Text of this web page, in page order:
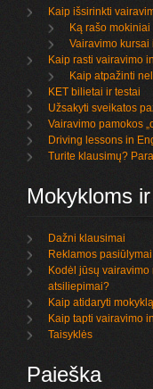
Kaip išsirinkti
Ką rašo
Vairavimo kursai
Kaip rasti vairavimo
Kaip atpažinti
KET bilietai ir testai
Užsakyti sveikatos
Vairavimo pamokos
Driving lessons in
Turite klausimų?
Mokykloms
Dažni klausimai
Reklamos pasiūlymai
Kodėl jūsų
atsiliepimai?
Kaip atidaryti mokyklą
Kaip tapti vairavimo
Taisyklės
Paieška